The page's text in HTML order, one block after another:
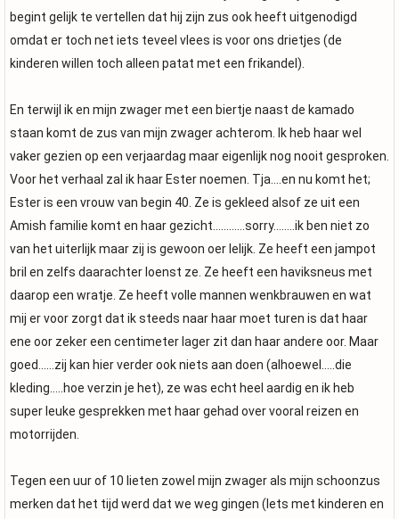
begint gelijk te vertellen dat hij zijn zus ook heeft uitgenodigd
omdat er toch net iets teveel vlees is voor ons drietjes (de
kinderen willen toch alleen patat met een frikandel).
En terwijl ik en mijn zwager met een biertje naast de kamado
staan komt de zus van mijn zwager achterom. Ik heb haar wel
vaker gezien op een verjaardag maar eigenlijk nog nooit gesproken.
Voor het verhaal zal ik haar Ester noemen. Tja….en nu komt het;
Ester is een vrouw van begin 40. Ze is gekleed alsof ze uit een
Amish familie komt en haar gezicht…………sorry……..ik ben niet zo
van het uiterlijk maar zij is gewoon oer lelijk. Ze heeft een jampot
bril en zelfs daarachter loenst ze. Ze heeft een haviksneus met
daarop een wratje. Ze heeft volle mannen wenkbrauwen en wat
mij er voor zorgt dat ik steeds naar haar moet turen is dat haar
ene oor zeker een centimeter lager zit dan haar andere oor. Maar
goed……zij kan hier verder ook niets aan doen (alhoewel…..die
kleding…..hoe verzin je het), ze was echt heel aardig en ik heb
super leuke gesprekken met haar gehad over vooral reizen en
motorrijden.
Tegen een uur of 10 lieten zowel mijn zwager als mijn schoonzus
merken dat het tijd werd dat we weg gingen (Iets met kinderen en